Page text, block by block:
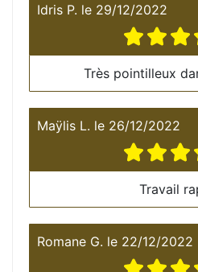
Idris P. le 29/12/2022
Très pointilleux
Maÿlis L. le 26/12/2022
Travail
Romane G. le 22/12/2022